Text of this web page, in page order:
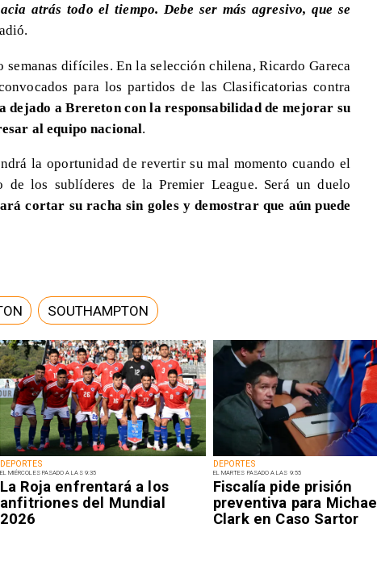
DEPORTES
EL MIÉRCOLES PASADO A LAS 9:35
La Roja enfrentará a los
anfitriones del Mundial
2026
DEPORTES
EL MARTES PASADO A LAS 9:55
Fiscalía pide prisión
preventiva para Michael
Clark en Caso Sartor
atrás todo el tiempo. Debe ser más agresivo, que se
difíciles. En la selección chilena, Ricardo Gareca
para los partidos de las Clasificatorias contra
dejado a Brereton con la responsabilidad de mejorar su
al equipo nacional.
la oportunidad de revertir su mal momento cuando el
de los sublíderes de la Premier League. Será un duelo
cortar su racha sin goles y demostrar que aún puede
SOUTHAMPTON